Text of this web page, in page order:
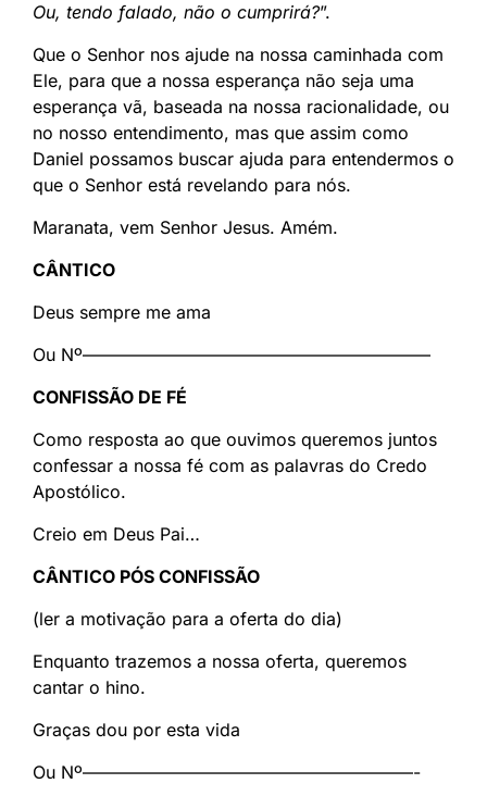
Ou, tendo falado, não o cumprirá?”.
Que o Senhor nos ajude na nossa caminhada com
Ele, para que a nossa esperança não seja uma
esperança vã, baseada na nossa racionalidade, ou
no nosso entendimento, mas que assim como
Daniel possamos buscar ajuda para entendermos o
que o Senhor está revelando para nós.
Maranata, vem Senhor Jesus. Amém.
CÂNTICO
Deus sempre me ama
Ou Nº————————————————————
CONFISSÃO DE FÉ
Como resposta ao que ouvimos queremos juntos
confessar a nossa fé com as palavras do Credo
Apostólico.
Creio em Deus Pai…
CÂNTICO PÓS CONFISSÃO
(ler a motivação para a oferta do dia)
Enquanto trazemos a nossa oferta, queremos
cantar o hino.
Graças dou por esta vida
Ou Nº———————————————————-